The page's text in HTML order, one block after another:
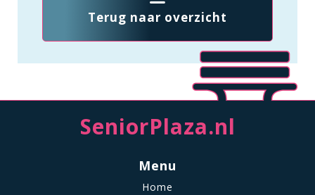
Terug naar overzicht
SeniorPlaza.nl
Menu
Home